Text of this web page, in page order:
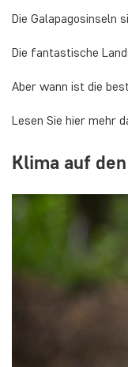
Die Galapagosinseln
Die fantastische
Aber wann ist die
Lesen Sie hier mehr
Klima auf